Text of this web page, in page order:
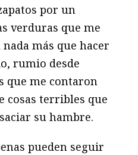
por un
verduras que me
más que hacer
rumio desde
que me contaron
cosas terribles que
su hambre.
pueden seguir